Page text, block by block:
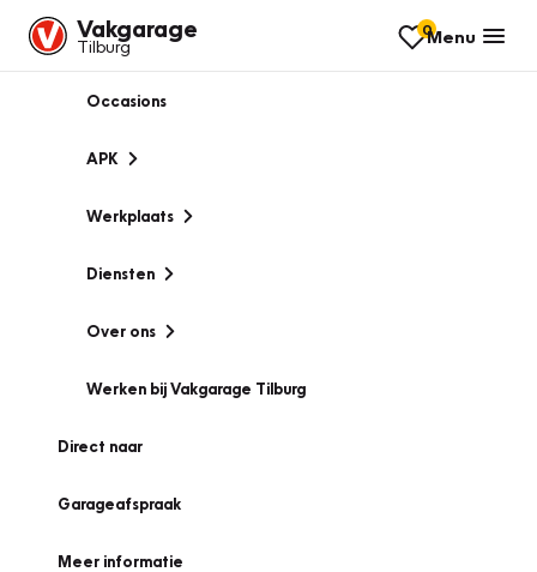
Vakgarage
Tilburg
0Menu
Occasions
APK
Werkplaats
Diensten
Over ons
Werken bij Vakgarage Tilburg
Direct naar
Garageafspraak
Meer informatie